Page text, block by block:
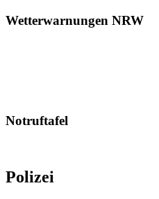
Wetterwarnungen NRW
Notruftafel
Polizei